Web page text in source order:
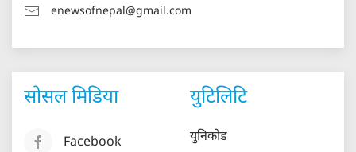
enewsofnepal@gmail.com
सोसल मिडिया
Facebook
युटिलिटि
युनिकोड